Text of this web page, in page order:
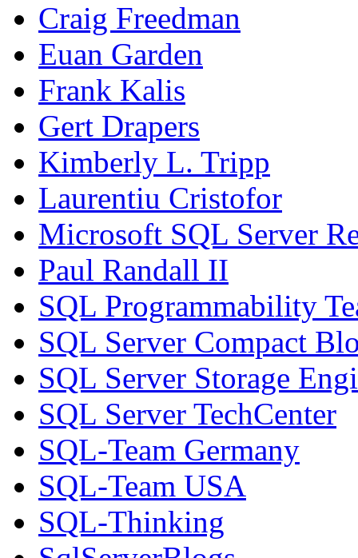
Craig Freedman
Euan Garden
Frank Kalis
Gert Drapers
Kimberly L. Tripp
Laurentiu Cristofor
Microsoft SQL Server
Paul Randall II
SQL Programmability
SQL Server Compact
SQL Server Storage
SQL Server TechCenter
SQL-Team Germany
SQL-Team USA
SQL-Thinking